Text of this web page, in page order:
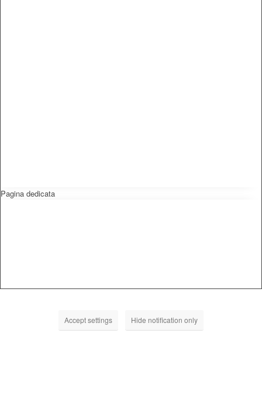
Pagina dedicata
Accept settings Hide notification only